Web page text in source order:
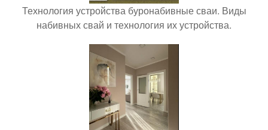
Технология устройства буронабивные сваи. Виды
набивных свай и технология их устройства.